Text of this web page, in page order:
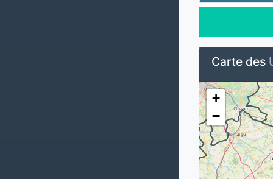
Carte des
+
−